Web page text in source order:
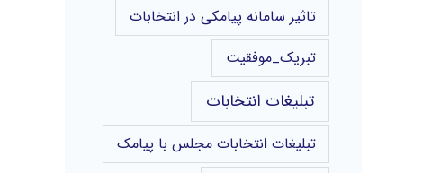
تاثیر سامانه پیامکی در انتخابات
تبریک_موفقیت
تبلیغات انتخابات
تبلیغات انتخابات مجلس با پیامک